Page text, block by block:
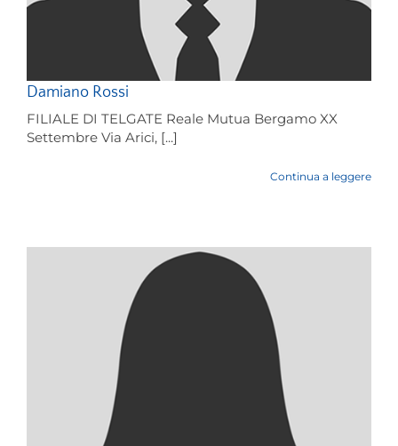
Damiano Rossi
FILIALE DI TELGATE Reale Mutua Bergamo XX
Settembre Via Arici, [...]
Continua a leggere